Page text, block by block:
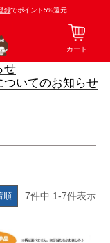
録でポイント5%還元
カート
せ
いてのお知らせ
順 7件中 1-7件表示